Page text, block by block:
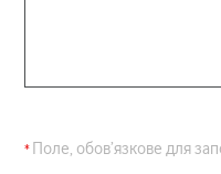
Поле, обов’язкове для